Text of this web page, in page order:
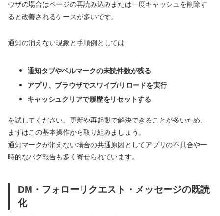
ウザの場合はページの再読み込みまたは一度キャッシュを削除す
ると改善されるケースが多いです。
通知の消えない現象と手順例としては
通知タブやベルマークの未読件数が残る
アプリ、ブラウザでスワイプ/リロードを実行
キャッシュクリアで履歴をリセットする
を試してください。更新や再起動で解決できることが多いため、
まずはこの基本操作から取り組みましょう。
通知マークが消えない場合の共通原因としてアプリの不具合や一
時的なバグ報告も多く寄せられています。
DM・フォローリクエスト・メッセージの既読
化